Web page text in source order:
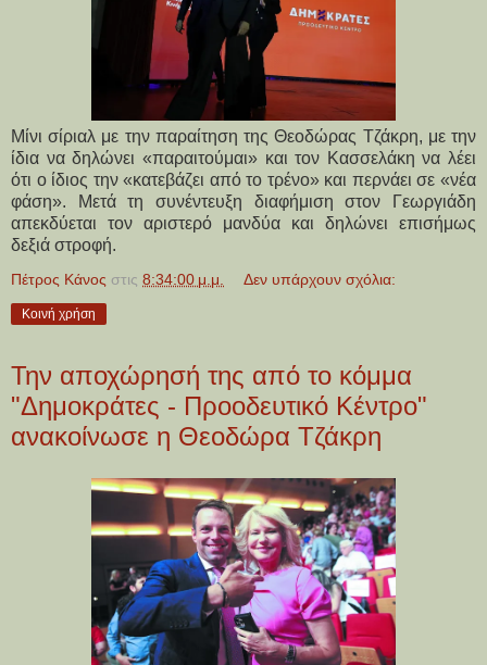
Μίνι σίριαλ με την παραίτηση της Θεοδώρας Τζάκρη, με την
ίδια να δηλώνει «παραιτούμαι» και τον Κασσελάκη να λέει
ότι ο ίδιος την «κατεβάζει από το τρένο» και περνάει σε «νέα
φάση». Μετά τη συνέντευξη διαφήμιση στον Γεωργιάδη
απεκδύεται τον αριστερό μανδύα και δηλώνει επισήμως
δεξιά στροφή.
Πέτρος Κάνος στις 8:34:00 μ.μ. Δεν υπάρχουν σχόλια:
Κοινή χρήση
Την αποχώρησή της από το κόμμα
"Δημοκράτες - Προοδευτικό Κέντρο"
ανακοίνωσε η Θεοδώρα Τζάκρη